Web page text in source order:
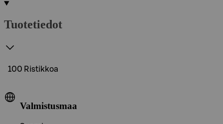
Tuotetiedot
100 Ristikkoa
Valmistusmaa